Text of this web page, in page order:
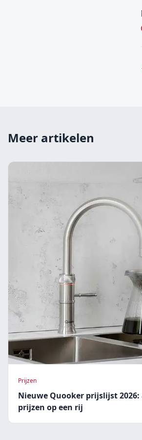
Meer artikelen
Prijzen
Nieuwe Quooker prijslijst
prijzen op een rij